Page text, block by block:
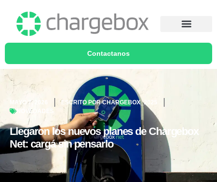
Contactanos
MAYO 7, 2026 ESCRITO PORCHARGEBOX_2025
NOVEDADES
Llegaron los nuevos planes de Chargebox
Net: cargá sin pensarlo